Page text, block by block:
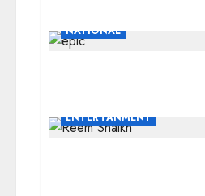
NATIONAL
ENTERTANMENT